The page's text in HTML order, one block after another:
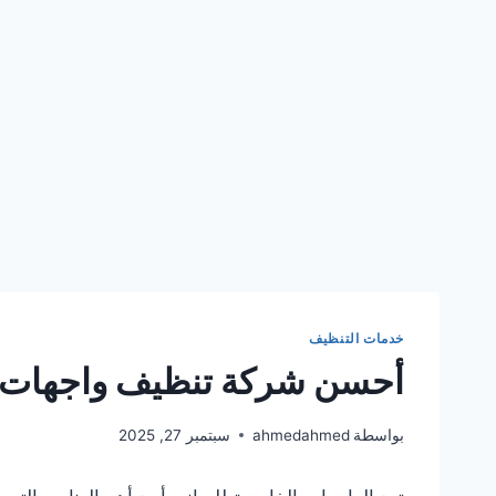
خدمات التنظيف
أحسن شركة تنظيف واجهات
بواسطة ahmedahmed سبتمبر 27, 2025